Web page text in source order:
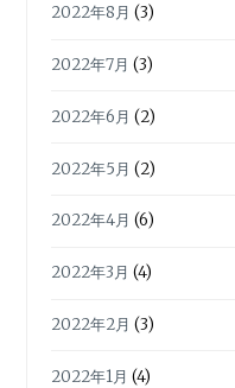
2022年8月 (3)
2022年7月 (3)
2022年6月 (2)
2022年5月 (2)
2022年4月 (6)
2022年3月 (4)
2022年2月 (3)
2022年1月 (4)